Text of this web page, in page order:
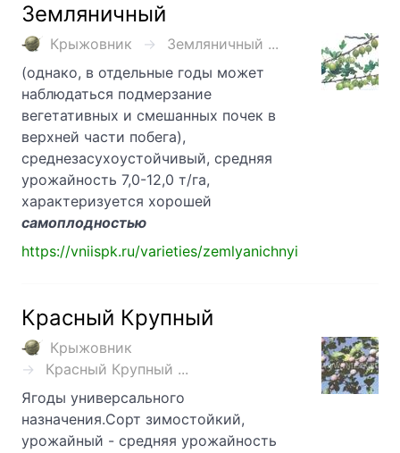
Земляничный
Крыжовник
Земляничный ...
(однако, в отдельные годы может
наблюдаться подмерзание
вегетативных и смешанных почек в
верхней части побега),
среднезасухоустойчивый, средняя
урожайность 7,0-12,0 т/га,
характеризуется хорошей
самоплодностью
https://vniispk.ru/varieties/zemlyanichnyi
Красный Крупный
Крыжовник
Красный Крупный ...
Ягоды универсального
назначения.Сорт зимостойкий,
урожайный - средняя урожайность